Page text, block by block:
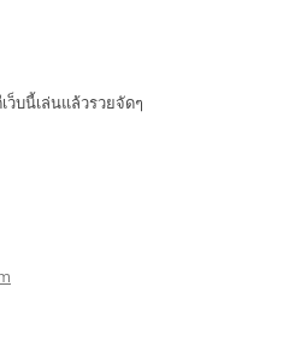
ว็บนี้เล่นแล้วรวยจัดๆ